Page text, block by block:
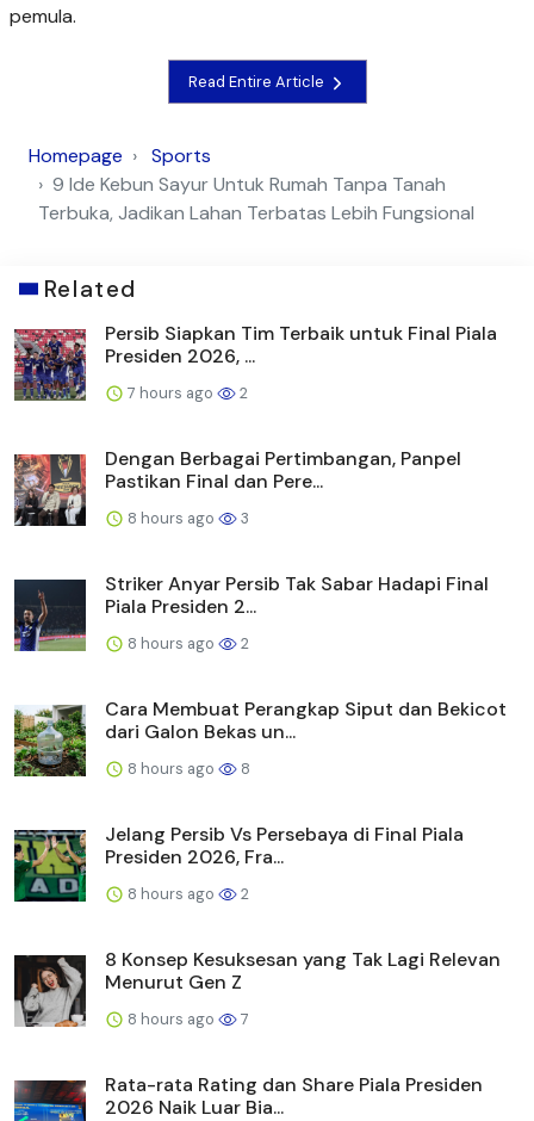
pemula.
Read Entire Article
Homepage
Sports
9 Ide Kebun Sayur Untuk Rumah Tanpa Tanah
Terbuka, Jadikan Lahan Terbatas Lebih Fungsional
Related
Persib Siapkan Tim Terbaik untuk Final Piala
Presiden 2026, ...
7 hours ago 2
Dengan Berbagai Pertimbangan, Panpel
Pastikan Final dan Pere...
8 hours ago 3
Striker Anyar Persib Tak Sabar Hadapi Final
Piala Presiden 2...
8 hours ago 2
Cara Membuat Perangkap Siput dan Bekicot
dari Galon Bekas un...
8 hours ago 8
Jelang Persib Vs Persebaya di Final Piala
Presiden 2026, Fra...
8 hours ago 2
8 Konsep Kesuksesan yang Tak Lagi Relevan
Menurut Gen Z
8 hours ago 7
Rata-rata Rating dan Share Piala Presiden
2026 Naik Luar Bia...